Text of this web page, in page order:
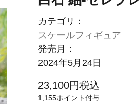
カテゴリ：
スケールフィギュア
発売月：
2024年5月24日
23,100円税込
1,155ポイント付与